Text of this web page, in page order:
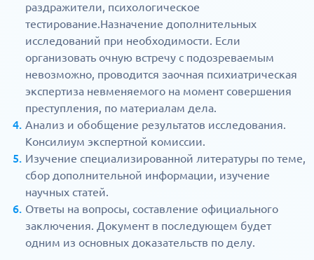
раздражители, психологическое
тестирование.Назначение дополнительных
исследований при необходимости. Если
организовать очную встречу с подозреваемым
невозможно, проводится заочная психиатрическая
экспертиза невменяемого на момент совершения
преступления, по материалам дела.
Анализ и обобщение результатов исследования.
Консилиум экспертной комиссии.
Изучение специализированной литературы по теме,
сбор дополнительной информации, изучение
научных статей.
Ответы на вопросы, составление официального
заключения. Документ в последующем будет
одним из основных доказательств по делу.